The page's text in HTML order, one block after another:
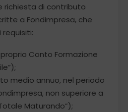
richiesta di contributo
a Fondimpresa, che
Conto Formazione
medio annuo, nel periodo
non superiore a
Maturando”);